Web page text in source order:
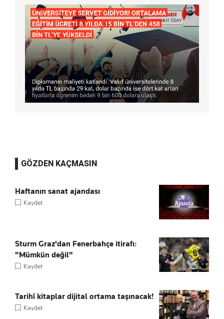
GÖZDEN KAÇMASIN
Haftanın sanat ajandası
Kaydet
Sturm Graz'dan Fenerbahçe itirafı:
"Mümkün değil"
Kaydet
Tarihî kitaplar dijital ortama taşınacak!
Kaydet